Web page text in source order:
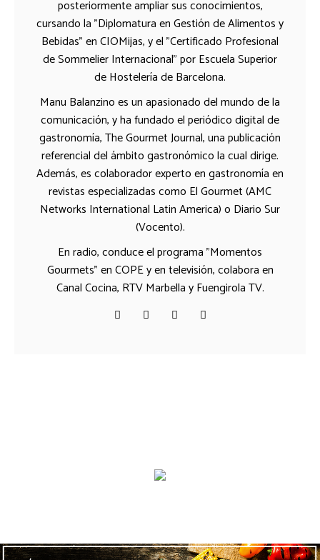
posteriormente ampliar sus conocimientos,
cursando la "Diplomatura en Gestión de Alimentos y
Bebidas" en CIOMijas, y el "Certificado Profesional
de Sommelier Internacional" por Escuela Superior
de Hostelería de Barcelona.
Manu Balanzino es un apasionado del mundo de la
comunicación, y ha fundado el periódico digital de
gastronomía, The Gourmet Journal, una publicación
referencial del ámbito gastronómico la cual dirige.
Además, es colaborador experto en gastronomía en
revistas especializadas como El Gourmet (AMC
Networks International Latin America) o Diario Sur
(Vocento).
En radio, conduce el programa "Momentos
Gourmets" en COPE y en televisión, colabora en
Canal Cocina, RTV Marbella y Fuengirola TV.